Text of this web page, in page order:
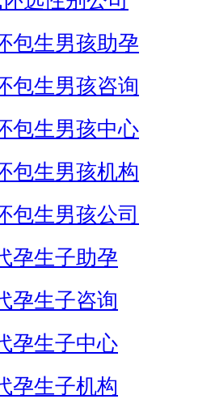
包生男孩助孕
包生男孩咨询
包生男孩中心
包生男孩机构
包生男孩公司
孕生子助孕
孕生子咨询
孕生子中心
孕生子机构